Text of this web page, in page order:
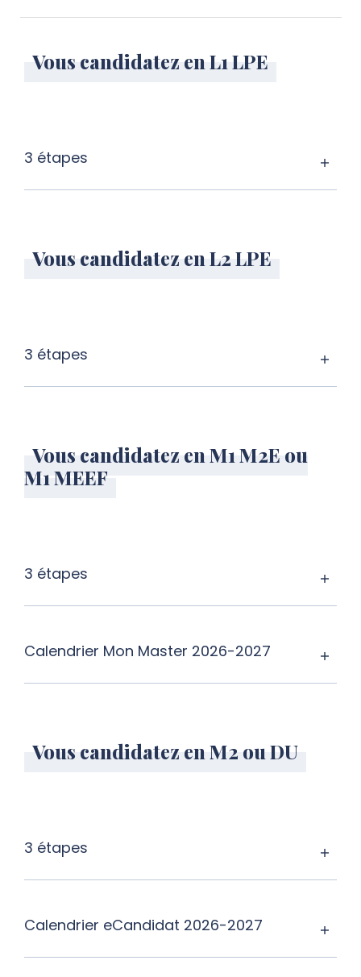
Vous candidatez en L1 LPE
3 étapes
Vous candidatez en L2 LPE
3 étapes
Vous candidatez en M1 M2E ou
M1 MEEF
3 étapes
Calendrier Mon Master 2026-2027
Vous candidatez en M2 ou DU
3 étapes
Calendrier eCandidat 2026-2027